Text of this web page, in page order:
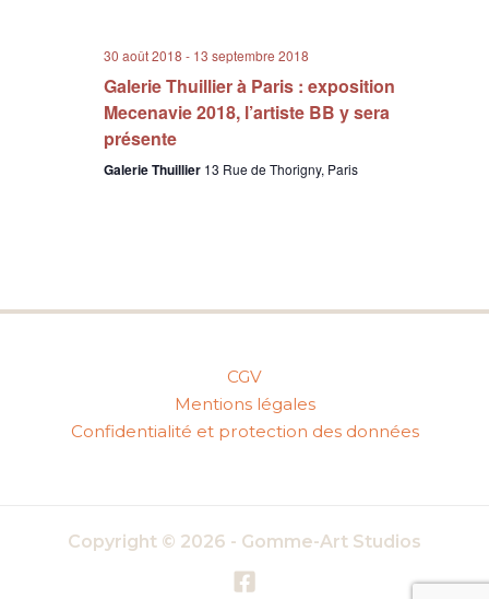
30 août 2018 - 13 septembre 2018
Galerie Thuillier à Paris : exposition
Mecenavie 2018, l’artiste BB y sera
présente
Galerie Thuillier 13 Rue de Thorigny, Paris
CGV
Mentions légales
Confidentialité et protection des données
Copyright © 2026 - Gomme-Art Studios